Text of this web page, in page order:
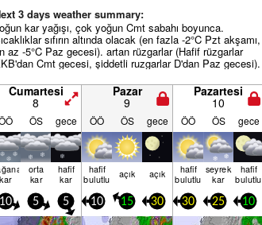
3 days weather summary:
kar yağışı, çok yoğun Cmt sabahı boyunca.
sıfırın altında olacak (en fazla -2°C Pzt akşamı,
az -5°C Paz gecesi). artan rüzgarlar (Hafif rüzgarlar
Cmt gecesi, şiddetli ruzgarlar D'dan Paz gecesi).
Cumartesi
8
Pazar
9
Pazartesi
10
ÖS gece ÖÖ ÖS gece ÖÖ ÖS gece
kar
orta
kar
hafif
kar
hafif
bulutlu açık açık hafif
bulutlu
seyrek
kar
hafif
bulutlu
10 5 5 10 15 30 30 25 10